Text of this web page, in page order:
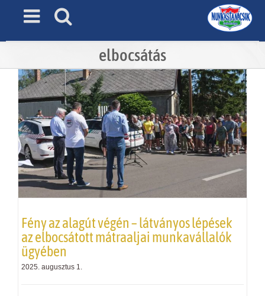
elbocsátás
Fény az alagút végén – látványos lépések
az elbocsátott mátraaljai munkavállalók
ügyében
2025. augusztus 1.